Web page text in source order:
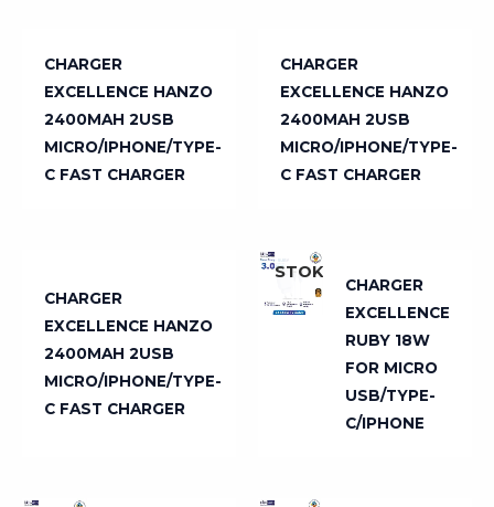
CHARGER
EXCELLENCE HANZO
2400MAH 2USB
MICRO/IPHONE/TYPE-
C FAST CHARGER
CHARGER
EXCELLENCE HANZO
2400MAH 2USB
MICRO/IPHONE/TYPE-
C FAST CHARGER
TIDAK
ADA
CHARGER
EXCELLENCE HANZO
2400MAH 2USB
MICRO/IPHONE/TYPE-
C FAST CHARGER
STOK
CHARGER
EXCELLENCE
RUBY 18W
FOR MICRO
USB/TYPE-
C/IPHONE